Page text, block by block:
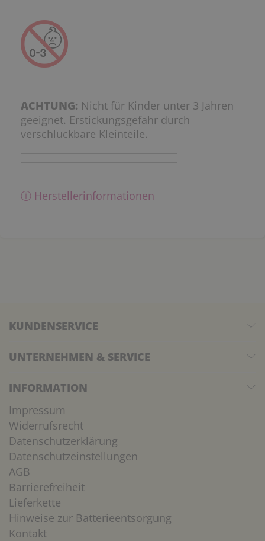
ACHTUNG: Nicht für Kinder unter 3 Jahren
geeignet. Erstickungsgefahr durch
verschluckbare Kleinteile.
ⓘ Herstellerinformationen
KUNDENSERVICE
UNTERNEHMEN & SERVICE
INFORMATION
Impressum
Widerrufsrecht
Datenschutzerklärung
Datenschutzeinstellungen
AGB
Barrierefreiheit
Lieferkette
Hinweise zur Batterieentsorgung
Kontakt